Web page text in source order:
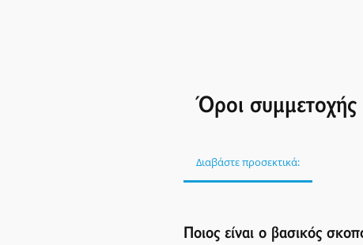
Όροι συμμετοχής
Διαβάστε προσεκτικά:
Ποιος είναι ο βασικός